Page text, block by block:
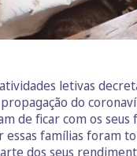
letivas
do
de ficar com os seus
famílias foram
dos seus